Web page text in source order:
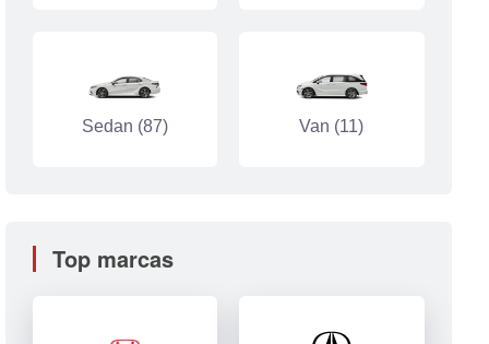
Sedan (87) Van (11)
Top marcas